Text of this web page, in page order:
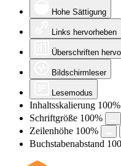
Hohe Sättigung
Links hervorheben
Überschriften
Bildschirmleser
Lesemodus
Inhaltsskalierung 100%
Schriftgröße 100%
Zeilenhöhe 100%
Buchstabenabstand 100